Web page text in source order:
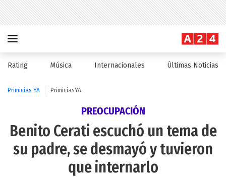
Rating Música Internacionales Últimas Noticias
Primicias YA PrimiciasYA
PREOCUPACIÓN
Benito Cerati escuchó un tema de
su padre, se desmayó y tuvieron
que internarlo